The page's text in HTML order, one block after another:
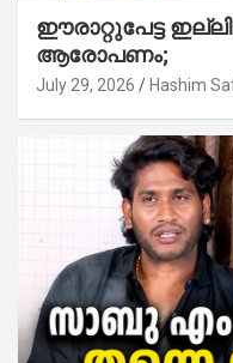
ഈരാറ്റുപേട്ട
ആരോപണം;
July 29, 2026 Hashim